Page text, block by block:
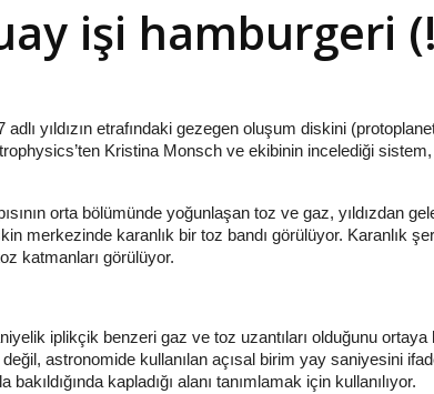
işi hamburgeri
yıldızın etrafındaki gezegen oluşum diskini
Kristina Monsch ve ekibinin incelediği sistem,
orta bölümünde yoğunlaşan toz ve gaz, yıldızdan
merkezinde karanlık bir toz bandı görülüyor. Karanlık
katmanları görülüyor.
iplikçik benzeri gaz ve toz uzantıları olduğunu ortaya
astronomide kullanılan açısal birim yay saniyesini
kapladığı alanı tanımlamak için kullanılıyor.